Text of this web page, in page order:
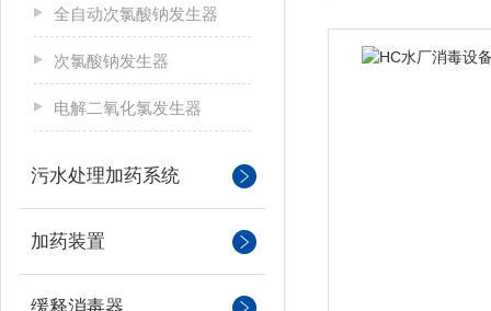
全自动次氯酸钠发生器
次氯酸钠发生器
电解二氧化氯发生器
污水处理加药系统
加药装置